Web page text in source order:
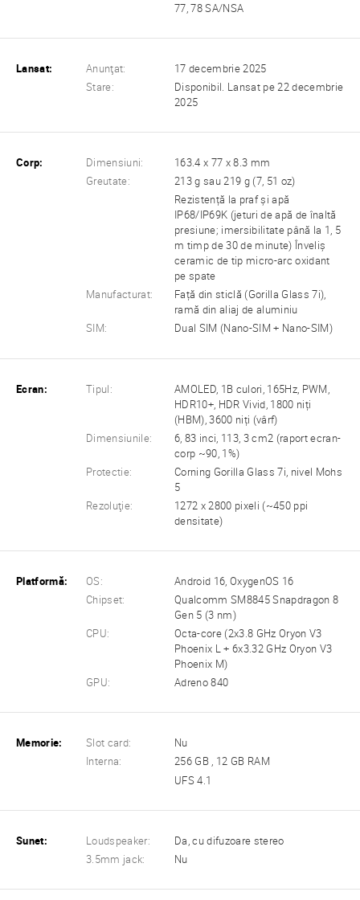
77, 78 SA/NSA
Lansat: Anunţat:
17 decembrie 2025
Stare:
Disponibil. Lansat pe 22 decembrie
2025
Corp: Dimensiuni:
163.4 x 77 x 8.3 mm
Greutate:
213 g sau 219 g (7, 51 oz)
Rezistență la praf și apă
IP68/IP69K (jeturi de apă de înaltă
presiune; imersibilitate până la 1, 5
m timp de 30 de minute) Înveliș
ceramic de tip micro-arc oxidant
pe spate
Manufacturat:
Față din sticlă (Gorilla Glass 7i),
ramă din aliaj de aluminiu
SIM:
Dual SIM (Nano-SIM + Nano-SIM)
Ecran: Tipul:
AMOLED, 1B culori, 165Hz, PWM,
HDR10+, HDR Vivid, 1800 niți
(HBM), 3600 niți (vârf)
Dimensiunile:
6, 83 inci, 113, 3 cm2 (raport ecran-
corp ~90, 1%)
Protectie:
Corning Gorilla Glass 7i, nivel Mohs
5
Rezoluţie:
1272 x 2800 pixeli (~450 ppi
densitate)
Platformă: OS:
Android 16, OxygenOS 16
Chipset:
Qualcomm SM8845 Snapdragon 8
Gen 5 (3 nm)
CPU:
Octa-core (2x3.8 GHz Oryon V3
Phoenix L + 6x3.32 GHz Oryon V3
Phoenix M)
GPU:
Adreno 840
Memorie: Slot card:
Nu
Interna:
256 GB , 12 GB RAM
UFS 4.1
Sunet: Loudspeaker:
Da, cu difuzoare stereo
3.5mm jack:
Nu